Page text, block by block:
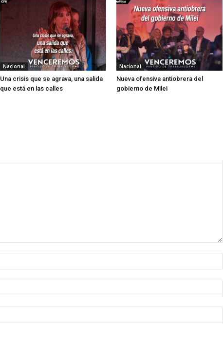
Nacional
Una crisis que se agrava, una salida
que está en las calles
Nacional
Nueva ofensiva antiobrera del
gobierno de Milei